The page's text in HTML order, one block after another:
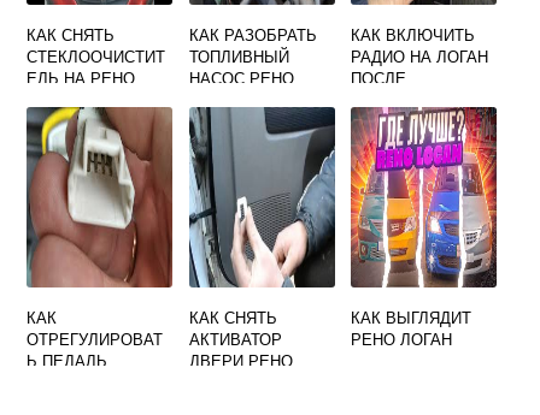
КАК СНЯТЬ
СТЕКЛООЧИСТИТ
ЕЛЬ НА РЕНО
КАК РАЗОБРАТЬ
ТОПЛИВНЫЙ
НАСОС РЕНО
КАК ВКЛЮЧИТЬ
РАДИО НА ЛОГАН
ПОСЛЕ
АККУМУЛЯТОРА
РЕНО
КАК
ОТРЕГУЛИРОВАТ
Ь ПЕДАЛЬ
КАК СНЯТЬ
АКТИВАТОР
ДВЕРИ РЕНО
КАК ВЫГЛЯДИТ
РЕНО ЛОГАН